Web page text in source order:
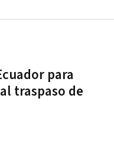
para
traspaso de